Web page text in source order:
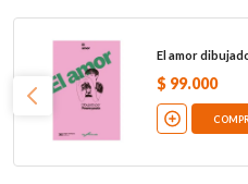
El amor
$ 99.000